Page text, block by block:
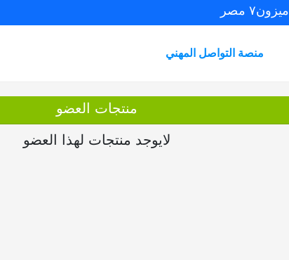
ميزون٧ مصر
منصة التواصل المهني
منتجات العضو
لايوجد منتجات لهذا العضو